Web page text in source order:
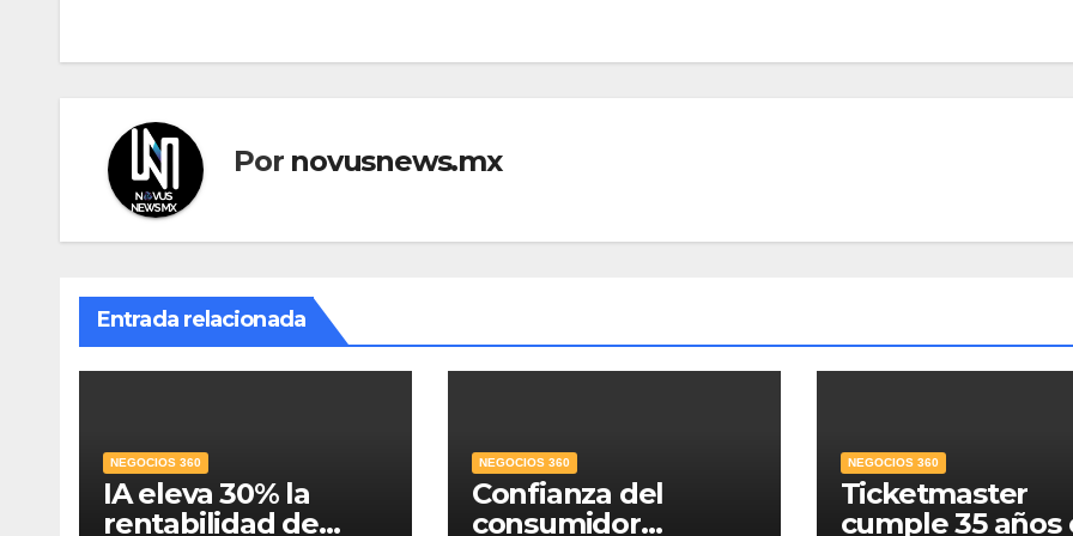
entradas
Por novusnews.mx
Entrada relacionada
NEGOCIOS 360
IA eleva 30% la
rentabilidad de
NEGOCIOS 360
Confianza del
consumidor
NEGOCIOS 360
Ticketmaster
cumple 35 años